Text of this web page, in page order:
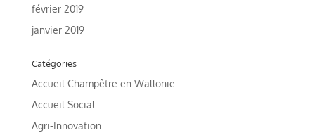
février 2019
janvier 2019
Catégories
Accueil Champêtre en Wallonie
Accueil Social
Agri-Innovation